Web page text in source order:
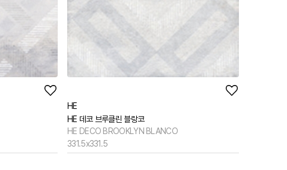
HE
HE 데코 브루클린 블랑코
HE DECO BROOKLYN BLANCO
331.5x331.5